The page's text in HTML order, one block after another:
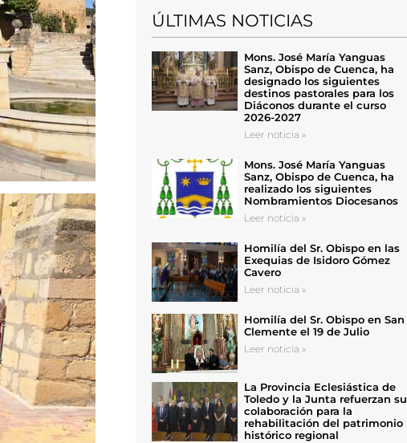
ÚLTIMAS NOTICIAS
Mons. José María Yanguas
Sanz, Obispo de Cuenca, ha
designado los siguientes
destinos pastorales para los
Diáconos durante el curso
2026-2027
Leer noticia »
Mons. José María Yanguas
Sanz, Obispo de Cuenca, ha
realizado los siguientes
Nombramientos Diocesanos
Leer noticia »
Homilía del Sr. Obispo en las
Exequias de Isidoro Gómez
Cavero
Leer noticia »
Homilía del Sr. Obispo en San
Clemente el 19 de Julio
Leer noticia »
La Provincia Eclesiástica de
Toledo y la Junta refuerzan su
colaboración para la
rehabilitación del patrimonio
histórico regional